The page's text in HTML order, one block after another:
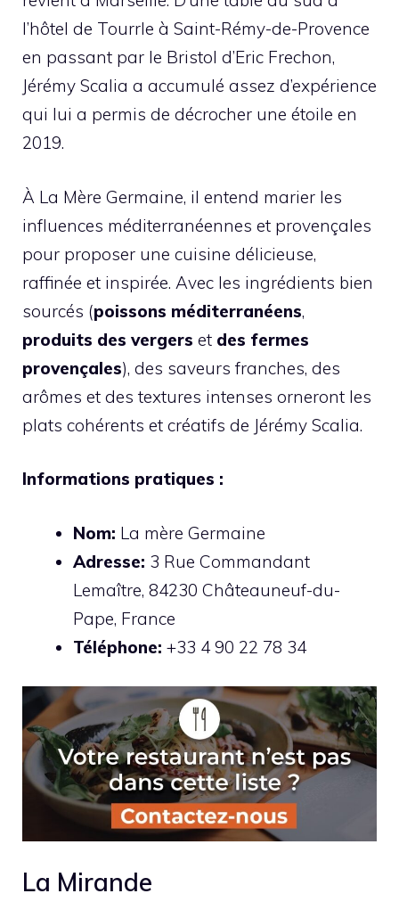
l’hôtel de Tourrle à Saint-Rémy-de-Provence
en passant par le Bristol d’Eric Frechon,
Jérémy Scalia a accumulé assez d’expérience
qui lui a permis de décrocher une étoile en
2019.
À La Mère Germaine, il entend marier les
influences méditerranéennes et provençales
pour proposer une cuisine délicieuse,
raffinée et inspirée. Avec les ingrédients bien
sourcés (poissons méditerranéens,
produits des vergers et des fermes
provençales), des saveurs franches, des
arômes et des textures intenses orneront les
plats cohérents et créatifs de Jérémy Scalia.
Informations pratiques :
Nom: La mère Germaine
Adresse: 3 Rue Commandant
Lemaître, 84230 Châteauneuf-du-
Pape, France
Téléphone: +33 4 90 22 78 34
La Mirande